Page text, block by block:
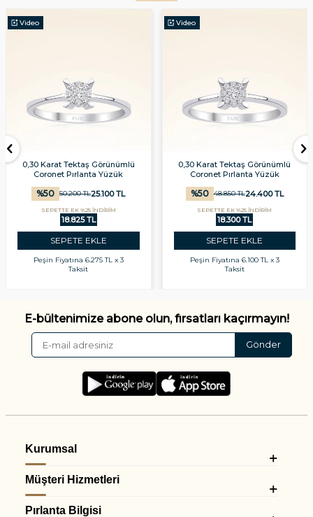
Video
0,30 Karat Tektaş Görünümlü
Coronet Pırlanta Yüzük
%50 50.200TL25.100TL
SEPETTE EK %25 İNDİRİM
18.825 TL
SEPETE EKLE
Peşin Fiyatına 6.275 TL x 3
Taksit
Video
0,30 Karat Tektaş Görünümlü
Coronet Pırlanta Yüzük
%50 48.850TL24.400TL
SEPETTE EK %25 İNDİRİM
18.300 TL
SEPETE EKLE
Peşin Fiyatına 6.100 TL x 3
Taksit
E-bültenimize abone olun, fırsatları kaçırmayın!
Gönder
Kurumsal
Müşteri Hizmetleri
Pırlanta Bilgisi